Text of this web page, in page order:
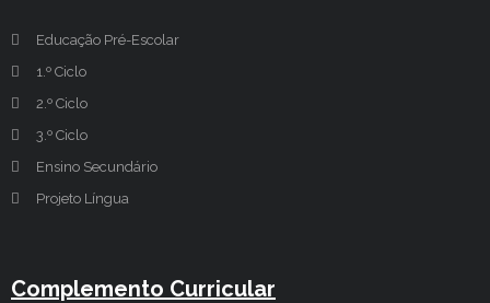
Educação Pré-Escolar
1.º Ciclo
2.º Ciclo
3.º Ciclo
Ensino Secundário
Projeto Língua
Complemento Curricular